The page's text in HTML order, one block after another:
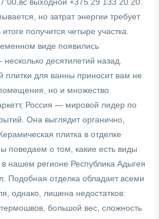
выходной +375 29 133 20 20.
но затрат энергии требует
получится четыре участка.
виде появились
десятилетий назад.
плитки для ванны приносит вам не
но и множество
Россия — мировой лидер по
Она выглядит органично,
плитка в отделке
поведаем о том, какие есть виды
нашем регионе Республика Адыгея
Подобная отделка обладает всеми
однако, лишена недостатков:
термошвов, большой вес, сложность